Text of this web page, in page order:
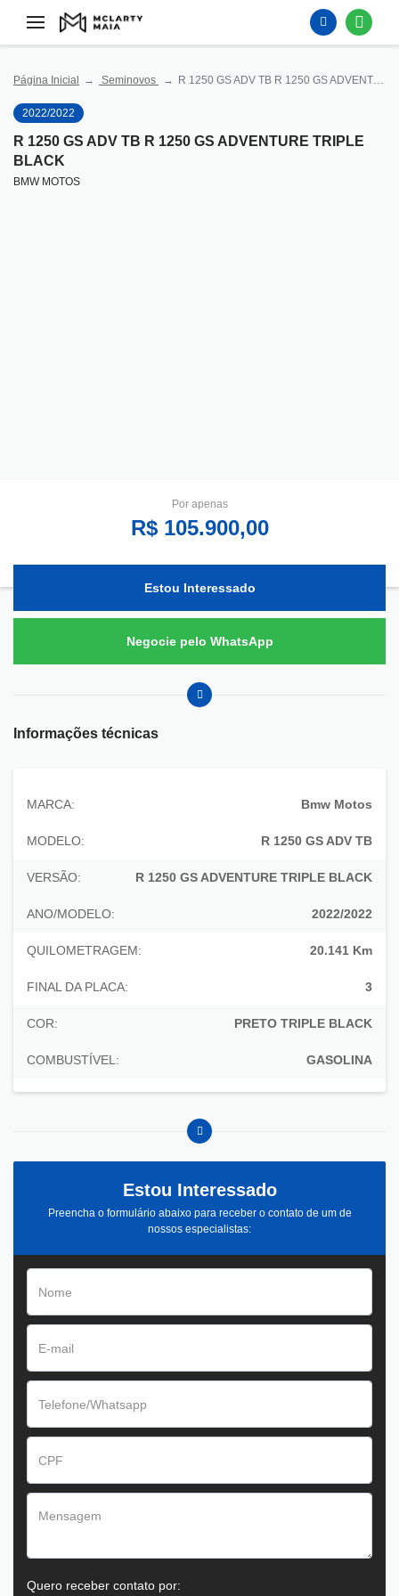
Página Inicial Seminovos R 1250 GS ADV TB R 1250 GS ADVENTURE TRIPLE BLACK
2022/2022
R 1250 GS ADV TB R 1250 GS ADVENTURE TRIPLE
BLACK
BMW MOTOS
Por apenas
R$ 105.900,00
Estou Interessado
Negocie pelo WhatsApp
Informações técnicas
MARCA: Bmw Motos
MODELO: R 1250 GS ADV TB
VERSÃO: R 1250 GS ADVENTURE TRIPLE BLACK
ANO/MODELO: 2022/2022
QUILOMETRAGEM: 20.141 Km
FINAL DA PLACA: 3
COR: PRETO TRIPLE BLACK
COMBUSTÍVEL: GASOLINA
Estou Interessado
Preencha o formulário abaixo para receber o contato de um de
nossos especialistas:
Quero receber contato por: